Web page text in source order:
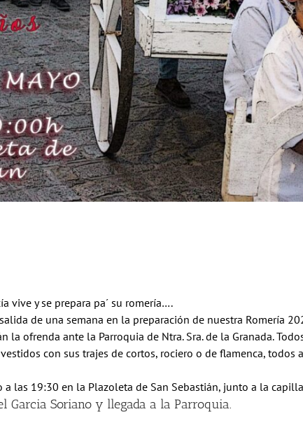
vive y se prepara pa´ su romería….
de una semana en la preparación de nuestra Romería
la ofrenda ante la Parroquia de Ntra. Sra. de la Granada.
con sus trajes de cortos, rociero o de flamenca,
las 19:30 en la Plazoleta de San Sebastián, junto a la
Garcia Soriano y llegada a la Parroquia.